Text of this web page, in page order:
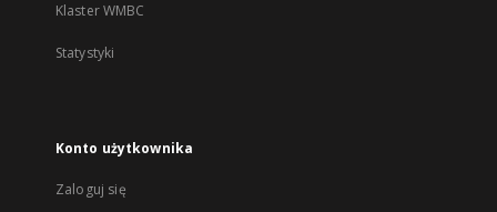
Klaster WMBC
Statystyki
Konto użytkownika
Zaloguj się